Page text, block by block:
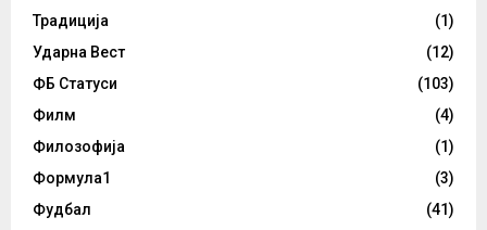
Традиција
(1)
Ударна Вест
(12)
ФБ Статуси
(103)
Филм
(4)
Филозофија
(1)
Формула1
(3)
Фудбал
(41)